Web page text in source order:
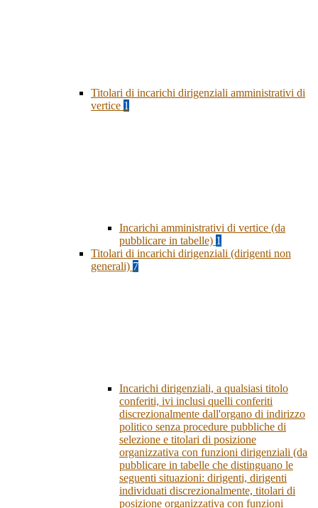
Titolari di incarichi dirigenziali amministrativi di
vertice 1
Incarichi amministrativi di vertice (da
pubblicare in tabelle) 1
Titolari di incarichi dirigenziali (dirigenti non
generali) 7
Incarichi dirigenziali, a qualsiasi titolo
conferiti, ivi inclusi quelli conferiti
discrezionalmente dall'organo di indirizzo
politico senza procedure pubbliche di
selezione e titolari di posizione
organizzativa con funzioni dirigenziali (da
pubblicare in tabelle che distinguano le
seguenti situazioni: dirigenti, dirigenti
individuati discrezionalmente, titolari di
posizione organizzativa con funzioni